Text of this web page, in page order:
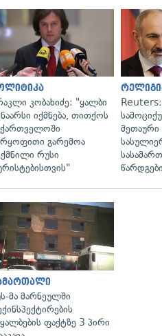
კობახიძე: "ყალბი
იქმნება, თითქოს
გარემოა
რუსი
მეთაური
მა მარნეულში
ფაქტზე 3 პირი